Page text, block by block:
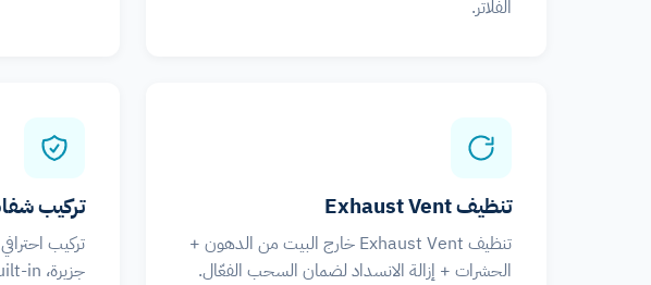
الفلاتر.
تنظيف Exhaust Vent
تنظيف Exhaust Vent خارج البيت من الدهون +
الحشرات + إزالة الانسداد لضمان السحب الفعّال.
تركيب
تركيب
جزيرة، Built-in) + Exhaust Vent + اختبار شامل.